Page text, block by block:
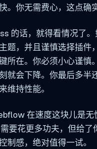
。你无需费心，这点确
的话，就得看情况了
题，并且谨慎选择插件
所在。你必须小心谨慎
就会下降。你最后多半
维持性能。
在速度这块儿是无
要花更多功夫，但给了
制感，绝对值得一试。